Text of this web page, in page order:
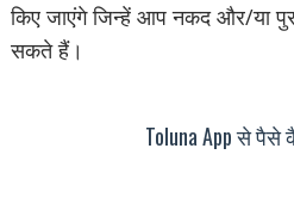
किए जाएंगे जिन्हें आप नकद और/या
सकते हैं।
Toluna App से पैसे